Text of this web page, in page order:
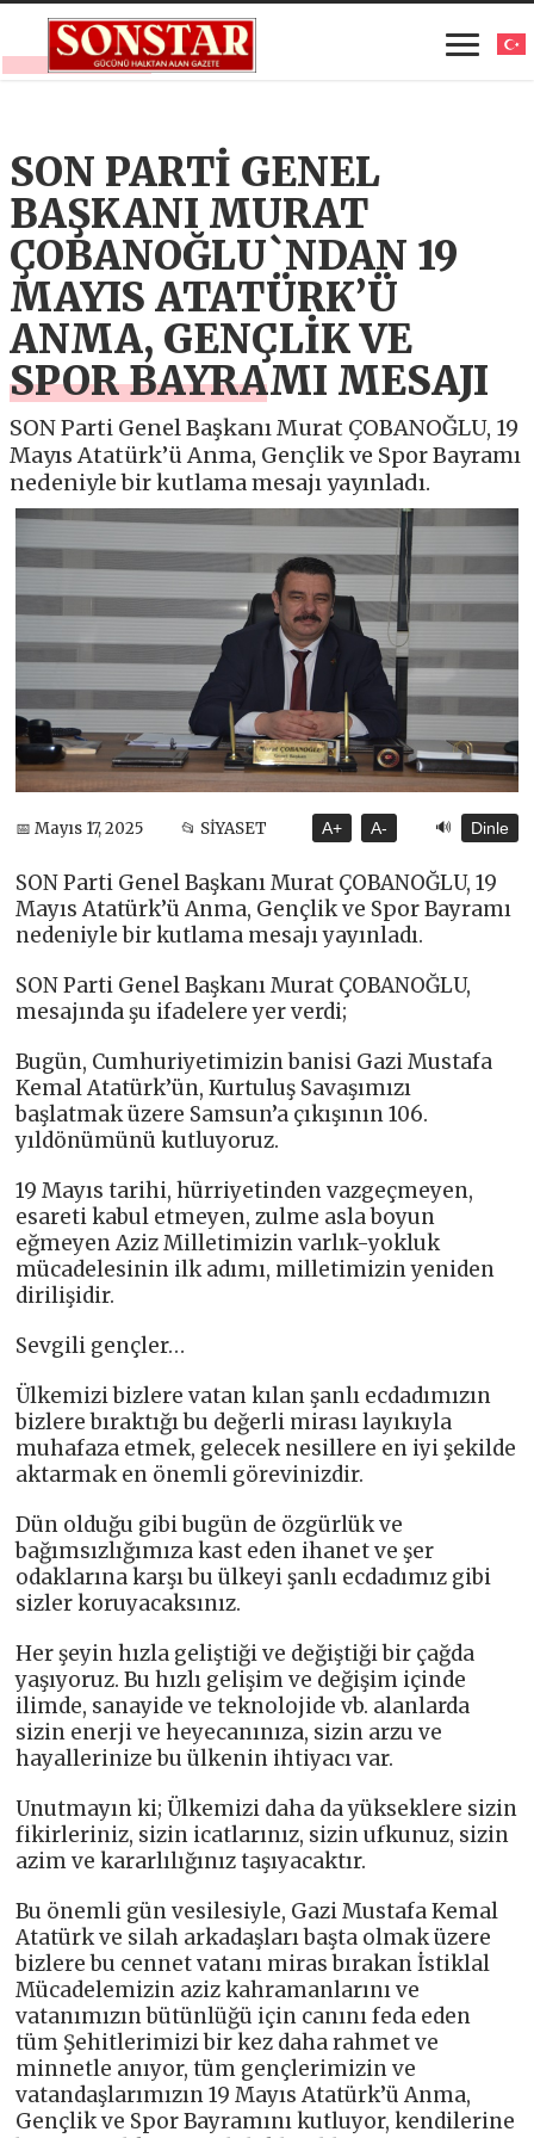
SON PARTİ GENEL
BAŞKANI MURAT
ÇOBANOĞLU`NDAN 19
MAYIS ATATÜRK’Ü
ANMA, GENÇLİK VE
SPOR BAYRAMI MESAJI
SON Parti Genel Başkanı Murat ÇOBANOĞLU, 19
Mayıs Atatürk’ü Anma, Gençlik ve Spor Bayramı
nedeniyle bir kutlama mesajı yayınladı.
📅 Mayıs 17, 2025 📂 SİYASET A+ A- 🔊 Dinle
SON Parti Genel Başkanı Murat ÇOBANOĞLU, 19
Mayıs Atatürk’ü Anma, Gençlik ve Spor Bayramı
nedeniyle bir kutlama mesajı yayınladı.
SON Parti Genel Başkanı Murat ÇOBANOĞLU,
mesajında şu ifadelere yer verdi;
Bugün, Cumhuriyetimizin banisi Gazi Mustafa
Kemal Atatürk’ün, Kurtuluş Savaşımızı
başlatmak üzere Samsun’a çıkışının 106.
yıldönümünü kutluyoruz.
19 Mayıs tarihi, hürriyetinden vazgeçmeyen,
esareti kabul etmeyen, zulme asla boyun
eğmeyen Aziz Milletimizin varlık-yokluk
mücadelesinin ilk adımı, milletimizin yeniden
dirilişidir.
Sevgili gençler…
Ülkemizi bizlere vatan kılan şanlı ecdadımızın
bizlere bıraktığı bu değerli mirası layıkıyla
muhafaza etmek, gelecek nesillere en iyi şekilde
aktarmak en önemli görevinizdir.
Dün olduğu gibi bugün de özgürlük ve
bağımsızlığımıza kast eden ihanet ve şer
odaklarına karşı bu ülkeyi şanlı ecdadımız gibi
sizler koruyacaksınız.
Her şeyin hızla geliştiği ve değiştiği bir çağda
yaşıyoruz. Bu hızlı gelişim ve değişim içinde
ilimde, sanayide ve teknolojide vb. alanlarda
sizin enerji ve heyecanınıza, sizin arzu ve
hayallerinize bu ülkenin ihtiyacı var.
Unutmayın ki; Ülkemizi daha da yükseklere sizin
fikirleriniz, sizin icatlarınız, sizin ufkunuz, sizin
azim ve kararlılığınız taşıyacaktır.
Bu önemli gün vesilesiyle, Gazi Mustafa Kemal
Atatürk ve silah arkadaşları başta olmak üzere
bizlere bu cennet vatanı miras bırakan İstiklal
Mücadelemizin aziz kahramanlarını ve
vatanımızın bütünlüğü için canını feda eden
tüm Şehitlerimizi bir kez daha rahmet ve
minnetle anıyor, tüm gençlerimizin ve
vatandaşlarımızın 19 Mayıs Atatürk’ü Anma,
Gençlik ve Spor Bayramını kutluyor, kendilerine